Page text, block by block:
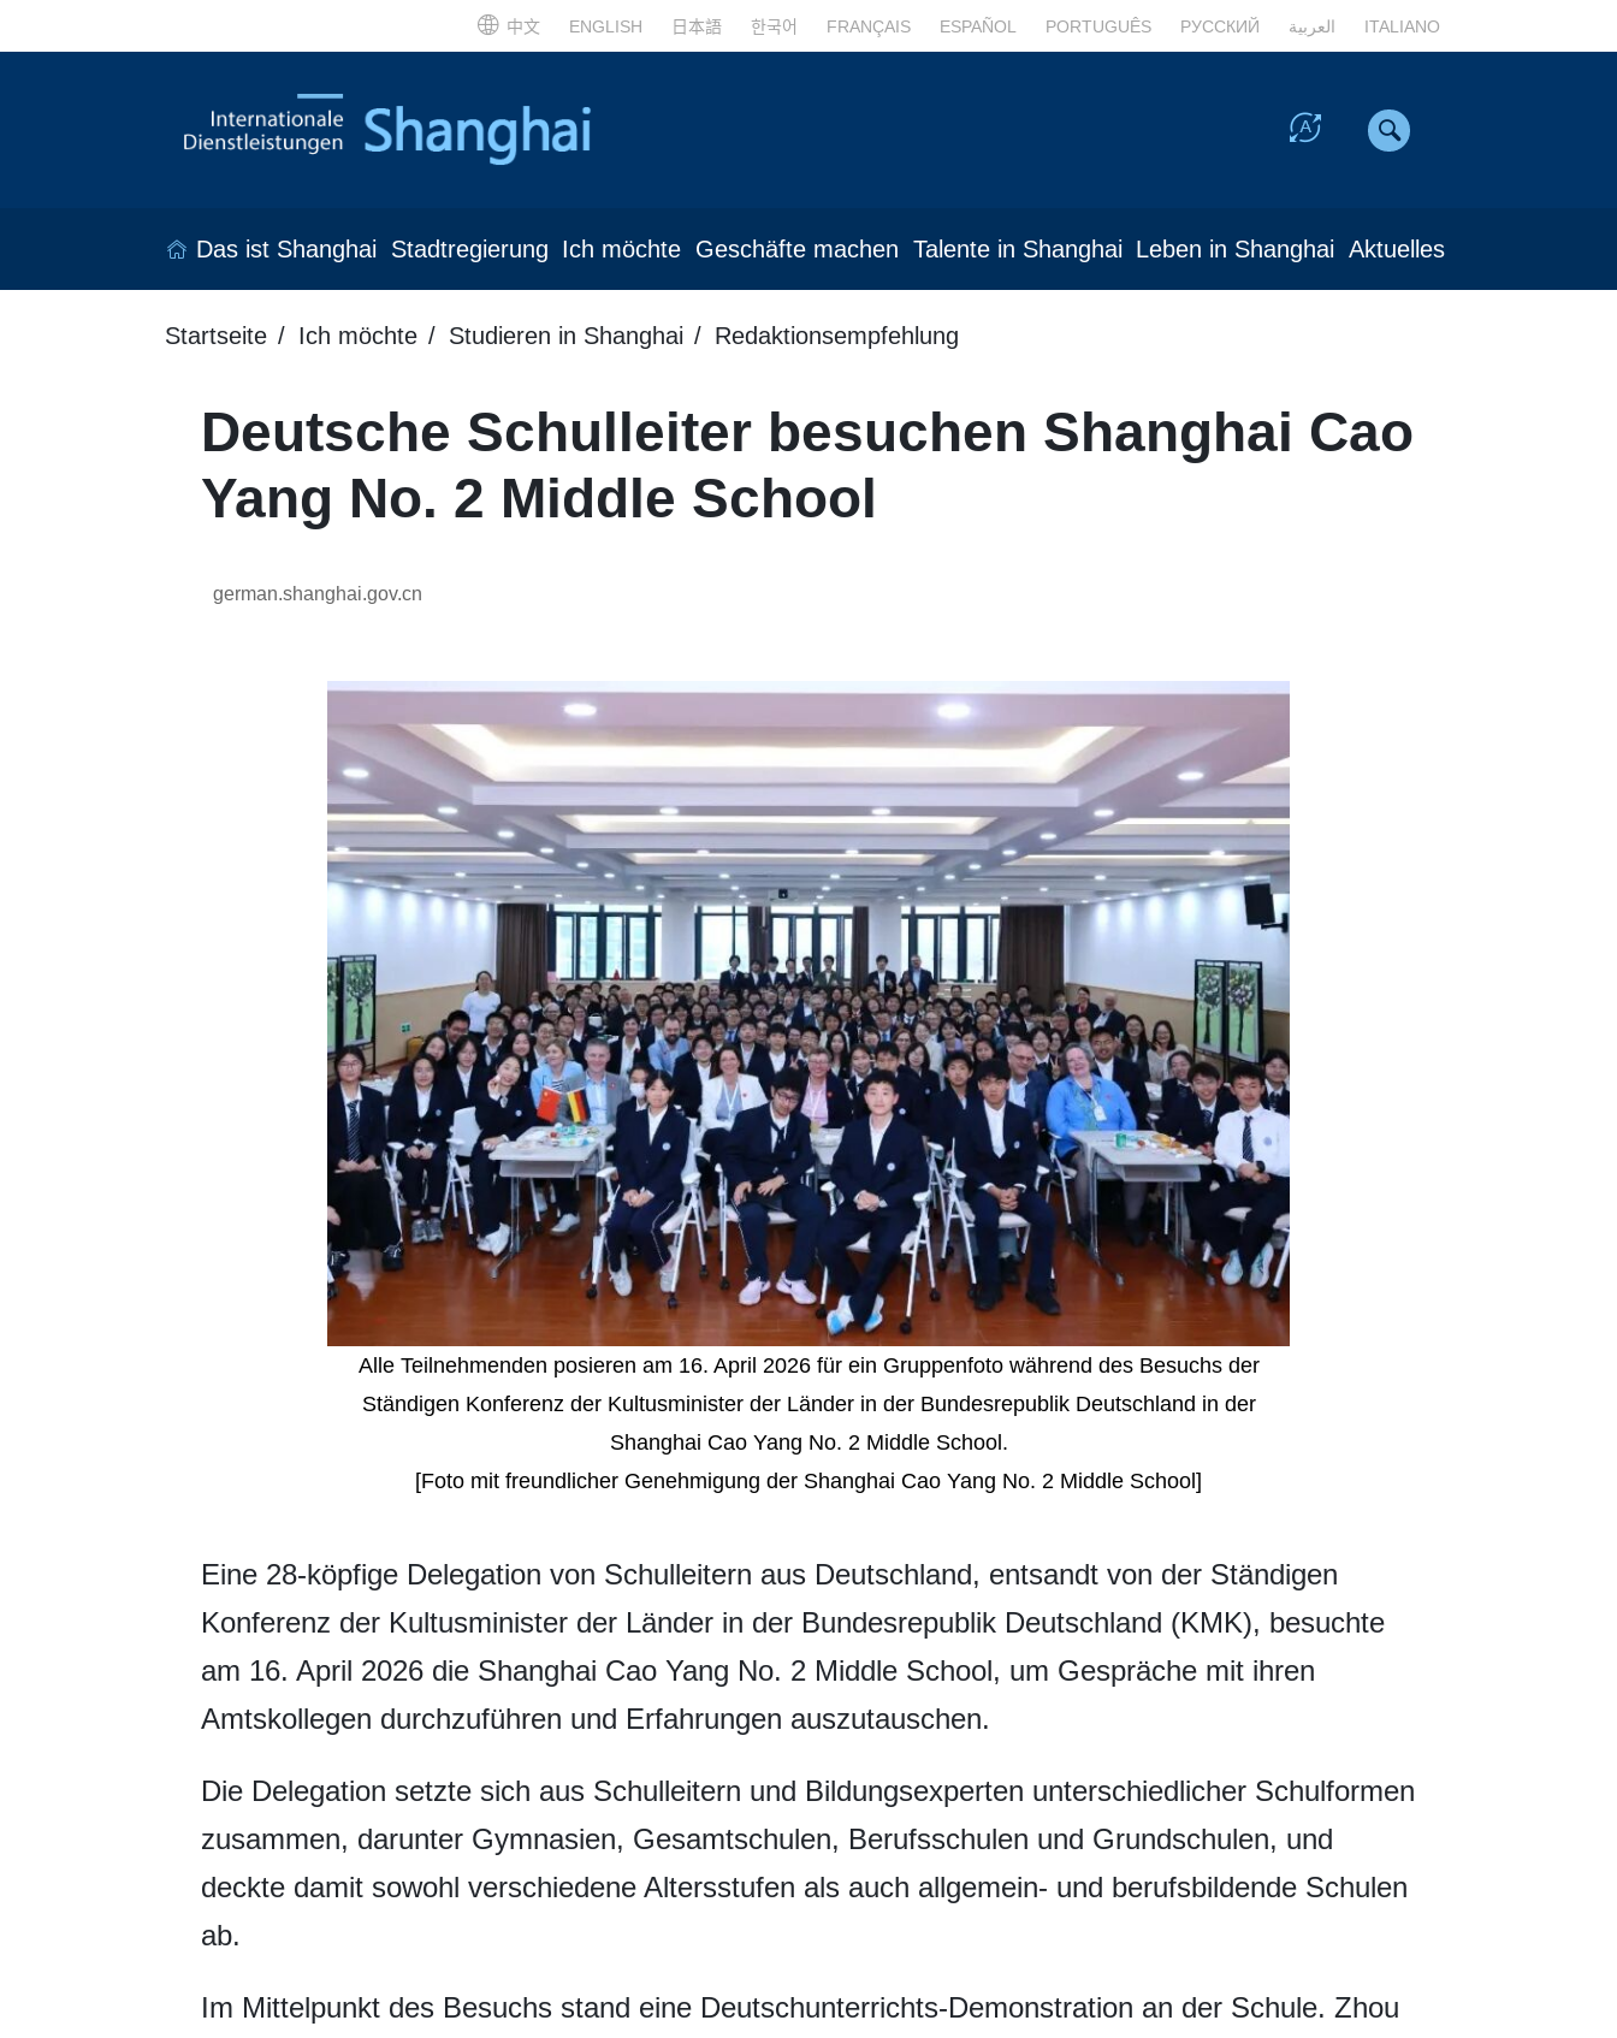
中文 ENGLISH 日本語 한국어 FRANÇAIS ESPAÑOL PORTUGUÊS РУССКИЙ العربية ITALIANO
Das ist Shanghai Stadtregierung Ich möchte Geschäfte machen Talente in Shanghai Leben in Shanghai Aktuelles
Startseite Ich möchte Studieren in Shanghai Redaktionsempfehlung
Deutsche Schulleiter besuchen Shanghai Cao
Yang No. 2 Middle School
german.shanghai.gov.cn
Alle Teilnehmenden posieren am 16. April 2026 für ein Gruppenfoto während des Besuchs der
Ständigen Konferenz der Kultusminister der Länder in der Bundesrepublik Deutschland in der
Shanghai Cao Yang No. 2 Middle School.
[Foto mit freundlicher Genehmigung der Shanghai Cao Yang No. 2 Middle School]
​Eine 28-köpfige Delegation von Schulleitern aus Deutschland, entsandt von der Ständigen
Konferenz der Kultusminister der Länder in der Bundesrepublik Deutschland (KMK), besuchte
am 16. April 2026 die Shanghai Cao Yang No. 2 Middle School, um Gespräche mit ihren
Amtskollegen durchzuführen und Erfahrungen auszutauschen.
Die Delegation setzte sich aus Schulleitern und Bildungsexperten unterschiedlicher Schulformen
zusammen, darunter Gymnasien, Gesamtschulen, Berufsschulen und Grundschulen, und
deckte damit sowohl verschiedene Altersstufen als auch allgemein- und berufsbildende Schulen
ab.
Im Mittelpunkt des Besuchs stand eine Deutschunterrichts-Demonstration an der Schule. Zhou